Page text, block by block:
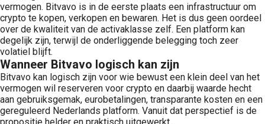
vermogen. Bitvavo is in de eerste plaats een infrastructuur om
crypto te kopen, verkopen en bewaren. Het is dus geen oordeel
over de kwaliteit van de activaklasse zelf. Een platform kan
degelijk zijn, terwijl de onderliggende belegging toch zeer
volatiel blijft.
Wanneer Bitvavo logisch kan zijn
Bitvavo kan logisch zijn voor wie bewust een klein deel van het
vermogen wil reserveren voor crypto en daarbij waarde hecht
aan gebruiksgemak, eurobetalingen, transparante kosten en een
gereguleerd Nederlands platform. Vanuit dat perspectief is de